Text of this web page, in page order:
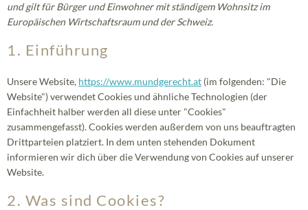
und gilt für Bürger und Einwohner mit ständigem Wohnsitz im
Europäischen Wirtschaftsraum und der Schweiz.
1. Einführung
Unsere Website, https://www.mundgerecht.at (im folgenden: "Die
Website") verwendet Cookies und ähnliche Technologien (der
Einfachheit halber werden all diese unter "Cookies"
zusammengefasst). Cookies werden außerdem von uns beauftragten
Drittparteien platziert. In dem unten stehenden Dokument
informieren wir dich über die Verwendung von Cookies auf unserer
Website.
2. Was sind Cookies?